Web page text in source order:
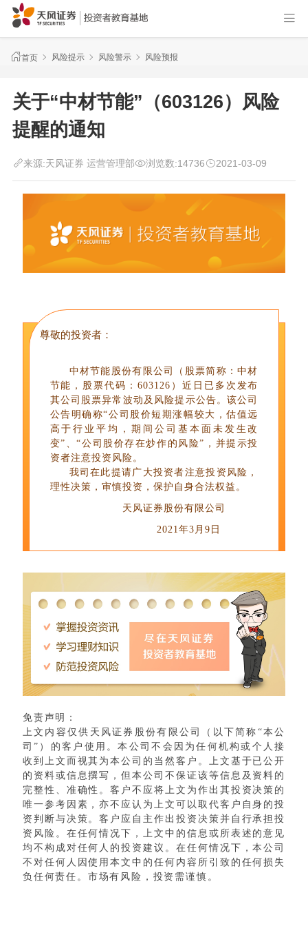
首页 风险提示 风险警示 风险预报
关于“中材节能”（603126）风险
提醒的通知
来源:天风证券 运营管理部 浏览数:14736 2021-03-09
尊敬的投资者：
中材节能股份有限公司（股票简称：中材
节能，股票代码：603126）近日已多次发布
其公司股票异常波动及风险提示公告。该公司
公告明确称“公司股价短期涨幅较大，估值远
高于行业平均，期间公司基本面未发生改
变”、“公司股价存在炒作的风险”，并提示投
资者注意投资风险。
我司在此提请广大投资者注意投资风险，
理性决策，审慎投资，保护自身合法权益。
天风证券股份有限公司
2021年3月9日
免责声明：
上文内容仅供天风证券股份有限公司（以下简称“本公
司”）的客户使用。本公司不会因为任何机构或个人接
收到上文而视其为本公司的当然客户。上文基于已公开
的资料或信息撰写，但本公司不保证该等信息及资料的
完整性、准确性。客户不应将上文为作出其投资决策的
唯一参考因素，亦不应认为上文可以取代客户自身的投
资判断与决策。客户应自主作出投资决策并自行承担投
资风险。在任何情况下，上文中的信息或所表述的意见
均不构成对任何人的投资建议。在任何情况下，本公司
不对任何人因使用本文中的任何内容所引致的任何损失
负任何责任。市场有风险，投资需谨慎。